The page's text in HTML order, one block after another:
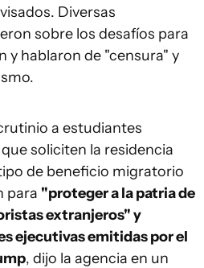
Diversas
sobre los desafíos para
y hablaron de "censura" y
a estudiantes
soliciten la residencia
de beneficio migratorio
para "proteger a la patria de
extranjeros" y
ejecutivas emitidas por el
, dijo la agencia en un